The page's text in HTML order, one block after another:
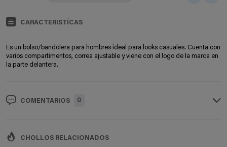
CARACTERISTÍCAS
Es un bolso/bandolera para hombres ideal para looks casuales. Cuenta con
varios compartimentos, correa ajustable y viene con el logo de la marca en
la parte delantera.
COMENTARIOS 0
CHOLLOS RELACIONADOS